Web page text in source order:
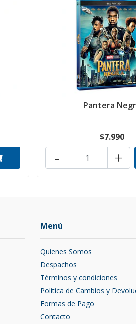
Pantera
$7.990
+
-
Menú
Quienes Somos
Despachos
Términos y condiciones
Política de Cambios y
Formas de Pago
Contacto